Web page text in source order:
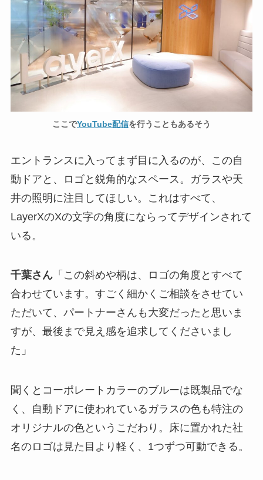
ここでYouTube配信を行うこともあるそう
エントランスに入ってまず目に入るのが、この自
動ドアと、ロゴと鋭角的なスペース。ガラスや天
井の照明に注目してほしい。これはすべて、
LayerXのXの文字の角度にならってデザインされて
いる。
千葉さん「この斜めや柄は、ロゴの角度とすべて
合わせています。すごく細かくご相談をさせてい
ただいて、パートナーさんも大変だったと思いま
すが、最後まで見え感を追求してくださいまし
た」
聞くとコーポレートカラーのブルーは既製品でな
く、自動ドアに使われているガラスの色も特注の
オリジナルの色というこだわり。床に置かれた社
名のロゴは見た目より軽く、1つずつ可動できる。